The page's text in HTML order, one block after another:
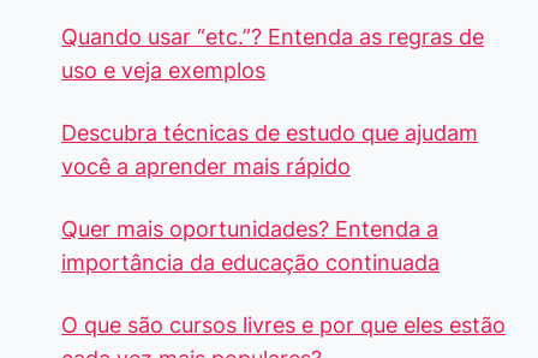
Quando usar “etc.”? Entenda as regras de
uso e veja exemplos
Descubra técnicas de estudo que ajudam
você a aprender mais rápido
Quer mais oportunidades? Entenda a
importância da educação continuada
O que são cursos livres e por que eles estão